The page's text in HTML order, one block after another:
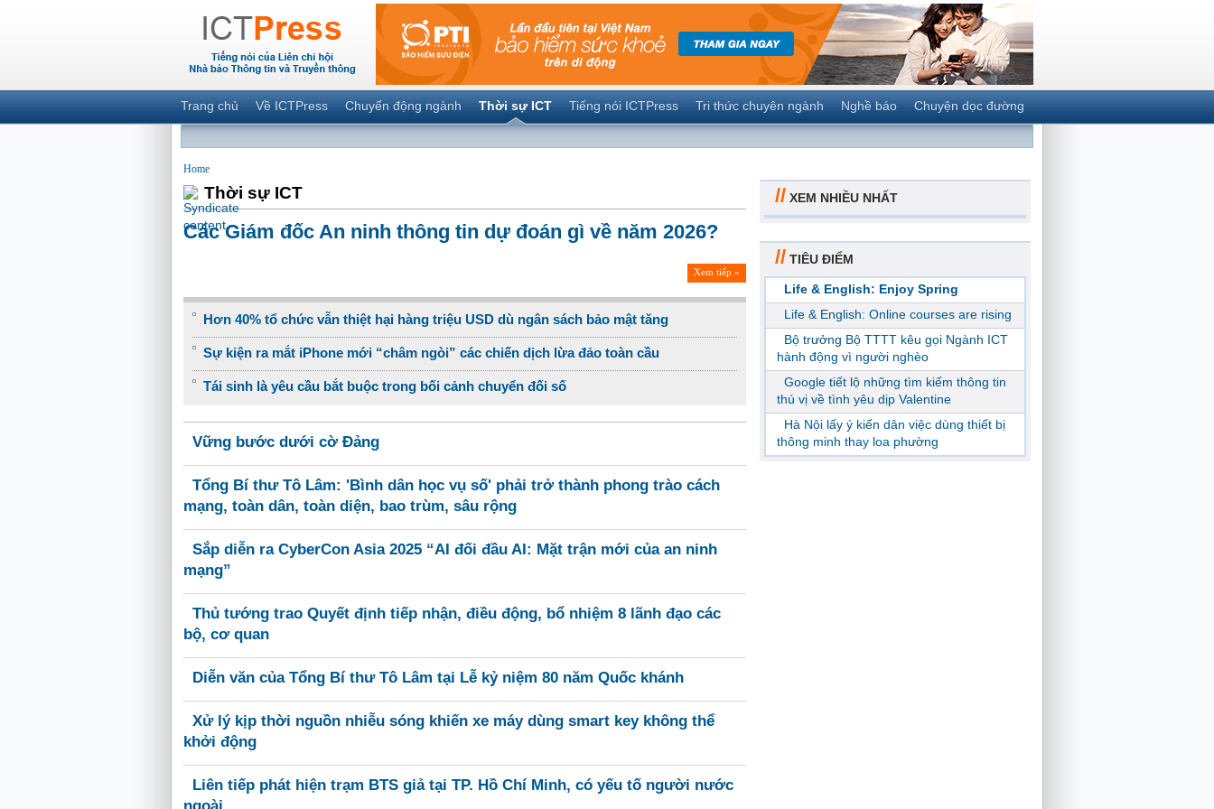
Trang chủ Về ICTPress Chuyển động ngành Thời sự ICT Tiếng nói ICTPress Tri thức chuyên ngành Nghề báo Chuyện dọc đường
Home
Thời sự ICT
Các Giám đốc An ninh thông tin dự đoán gì về năm 2026?
Xem tiếp »
Hơn 40% tổ chức vẫn thiệt hại hàng triệu USD dù ngân sách bảo mật tăng
Sự kiện ra mắt iPhone mới “châm ngòi” các chiến dịch lừa đảo toàn cầu
Tái sinh là yêu cầu bắt buộc trong bối cảnh chuyển đối số
Vững bước dưới cờ Đảng
Tổng Bí thư Tô Lâm: 'Bình dân học vụ số' phải trở thành phong trào cách
mạng, toàn dân, toàn diện, bao trùm, sâu rộng
Sắp diễn ra CyberCon Asia 2025 “AI đối đầu AI: Mặt trận mới của an ninh
mạng”
Thủ tướng trao Quyết định tiếp nhận, điều động, bổ nhiệm 8 lãnh đạo các
bộ, cơ quan
Diễn văn của Tổng Bí thư Tô Lâm tại Lễ kỷ niệm 80 năm Quốc khánh
Xử lý kịp thời nguồn nhiễu sóng khiến xe máy dùng smart key không thể
khởi động
Liên tiếp phát hiện trạm BTS giả tại TP. Hồ Chí Minh, có yếu tố người nước
// XEM NHIỀU NHẤT
// TIÊU ĐIỂM
Life & English: Enjoy Spring
Life & English: Online courses are rising
Bộ trưởng Bộ TTTT kêu gọi Ngành ICT
hành động vì người nghèo
Google tiết lộ những tìm kiếm thông tin
thú vị về tình yêu dịp Valentine
Hà Nội lấy ý kiến dân việc dùng thiết bị
thông minh thay loa phường